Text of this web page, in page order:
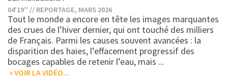
1
1
1
1
04'19'' // REPORTAGE, MARS 2026
Tout le monde a encore en tête les images marquantes
des crues de l’hiver dernier, qui ont touché des milliers
de Français. Parmi les causes souvent avancées : la
disparition des haies, l’effacement progressif des
bocages capables de retenir l’eau, mais ...
» VOIR LA VIDÉO...